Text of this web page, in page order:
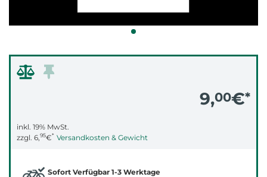
9,00€*
inkl. 19% MwSt.
zzgl. 6,95€* Versandkosten & Gewicht
Sofort Verfügbar 1-3 Werktage